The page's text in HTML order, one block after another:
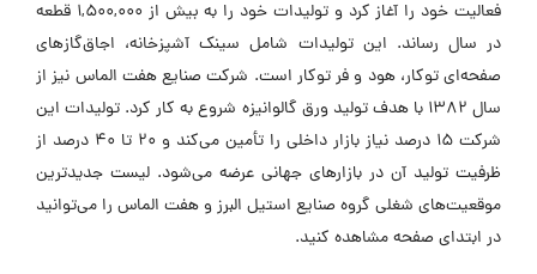
فعالیت خود را آغاز کرد و تولیدات خود را به بیش از 1,500,000 قطعه
در سال رساند. این تولیدات شامل سینک آشپزخانه، اجاق‌گازهای
صفحه‌ای توکار، هود و فر توکار است. شرکت صنایع هفت الماس نیز از
سال 1382 با هدف تولید ورق گالوانیزه شروع به کار کرد. تولیدات این
شرکت 15 درصد نیاز بازار داخلی را تأمین می‌کند و 20 تا 40 درصد از
ظرفیت تولید آن در بازارهای جهانی عرضه می‌شود. لیست جدیدترین
موقعیت‌های شغلی گروه صنایع استیل البرز و هفت الماس را می‌توانید
در ابتدای صفحه مشاهده کنید.